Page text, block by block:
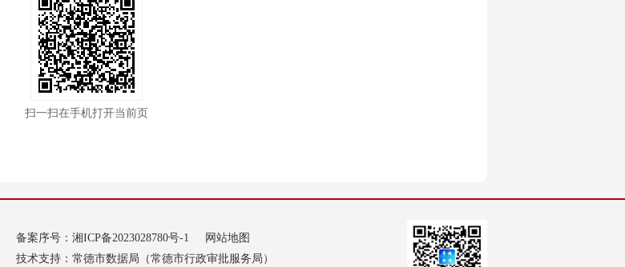
扫一扫在手机打开当前页
备案序号： 湘ICP备2023028780号-1
网站地图
技术支持：常德市数据局（常德市行政审批服务局）